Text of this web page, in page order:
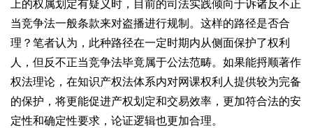
工作动态 康养思语 明星老人 项目介绍
县域经济
成果展示
政策发布 视频播报 工程案例
康养智库
合作伙伴
上的权属划定有疑义时，目前的司法实践倾向于诉诸反不正
当竞争法一般条款来对盗播进行规制。这样的路径是否合
理？笔者认为，此种路径在一定时期内从侧面保护了权利
人，但反不正当竞争法毕竟属于公法范畴。如果能捋顺著作
权法理论，在知识产权法体系内对网课权利人提供较为完备
的保护，将更能促进产权划定和交易效率，更加符合法的安
定性和确定性要求，论证逻辑也更加合理。